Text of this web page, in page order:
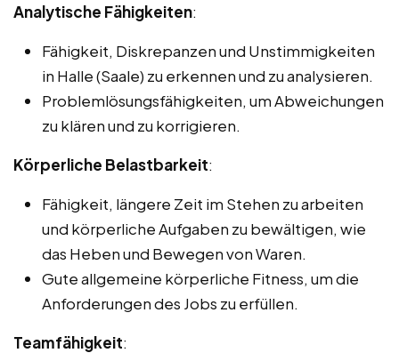
Analytische Fähigkeiten:
Fähigkeit, Diskrepanzen und Unstimmigkeiten
in Halle (Saale) zu erkennen und zu analysieren.
Problemlösungsfähigkeiten, um Abweichungen
zu klären und zu korrigieren.
Körperliche Belastbarkeit:
Fähigkeit, längere Zeit im Stehen zu arbeiten
und körperliche Aufgaben zu bewältigen, wie
das Heben und Bewegen von Waren.
Gute allgemeine körperliche Fitness, um die
Anforderungen des Jobs zu erfüllen.
Teamfähigkeit: